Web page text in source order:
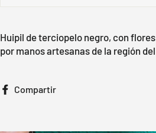
Huipil de terciopelo negro, con
por manos artesanas de la región
Compartir